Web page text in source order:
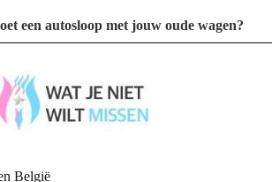
een autosloop met jouw oude wagen?
België